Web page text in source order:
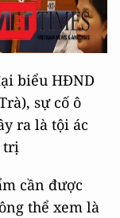
biểu HĐND
sự cố ô
ra là tội ác
trị
cần được
thể xem là